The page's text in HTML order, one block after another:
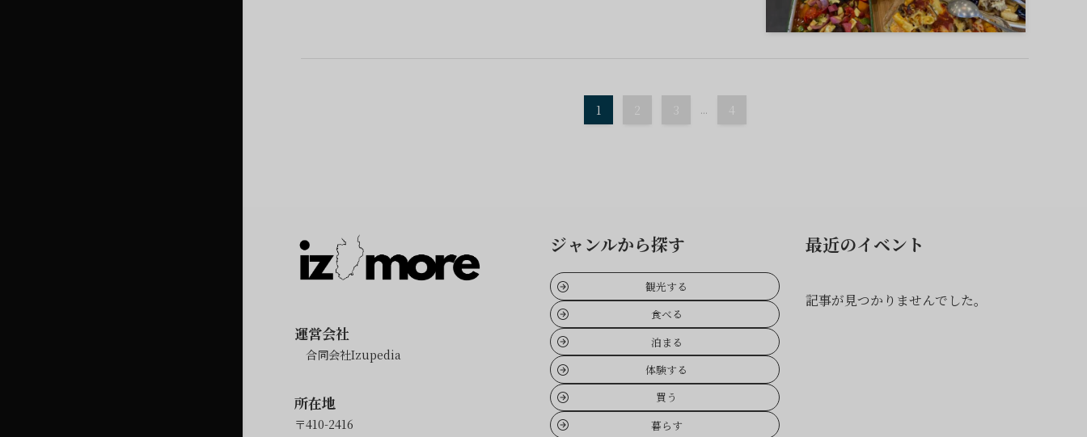
1 2 3 ... 4
運営会社
合同会社Izupedia
所在地
〒410-2416
ジャンルから探す
観光する
食べる
泊まる
体験する
買う
暮らす
最近のイベント
記事が見つかりませんでした。